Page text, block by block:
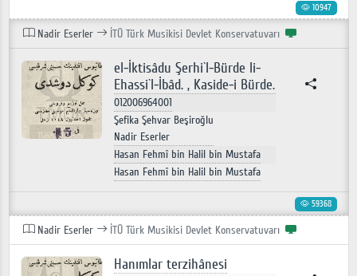
10947
Nadir Eserler İTÜ Türk Musikisi Devlet Konservatuvarı
el-İktisâdu Şerhi`l-Bürde li-
Ehassi`l-İbâd. , Kaside-i Bürde.
012006964001
Şefika Şehvar Beşiroğlu
Nadir Eserler
Hasan Fehmî bin Halil bin Mustafa
Hasan Fehmî bin Halil bin Mustafa
59368
Nadir Eserler İTÜ Türk Musikisi Devlet Konservatuvarı
Hanımlar terzihânesi